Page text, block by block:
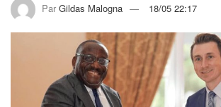
Par Gildas Malogna 18/05 22:17